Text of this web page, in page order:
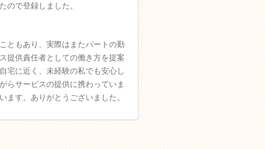
ので登録しました。
ともあり、実際はまたパートの勤
提供責任者としての働き方を提案
宅に近く、未経験の私でも安心し
らサービスの提供に携わっていま
す。ありがとうございました。